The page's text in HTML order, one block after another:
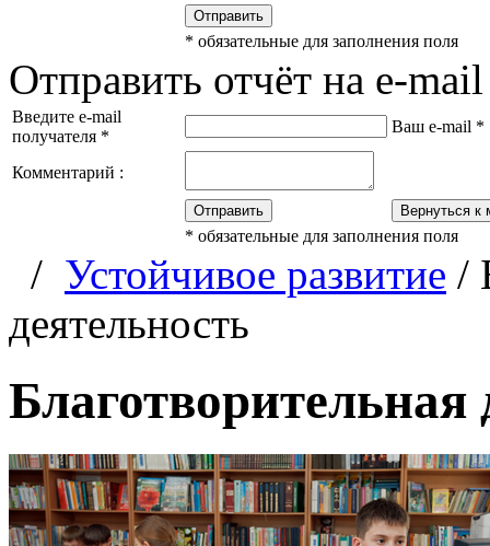
Отправить
* обязательные для заполнения поля
Отправить отчёт на e-mail
Введите e-mail
получателя *
Ваш e-mail *
Комментарий :
Отправить Вернуться к
* обязательные для заполнения поля
/ Устойчивое развитие /
деятельность
Благотворительная